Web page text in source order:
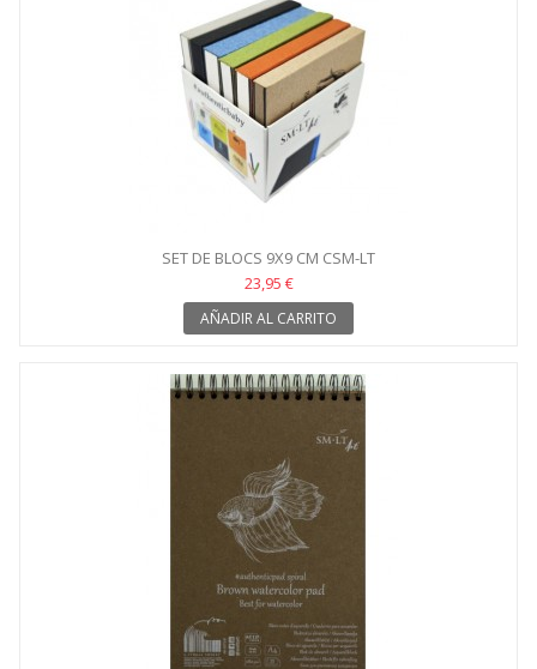
SET DE BLOCS 9X9 CM CSM-LT
23,95 €
AÑADIR AL CARRITO